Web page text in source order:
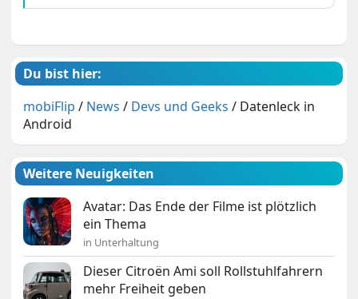
Du bist hier:
mobiFlip / News / Devs und Geeks / Datenleck in
Android
Weitere Neuigkeiten
Avatar: Das Ende der Filme ist plötzlich
ein Thema
in Unterhaltung
Dieser Citroën Ami soll Rollstuhlfahrern
mehr Freiheit geben